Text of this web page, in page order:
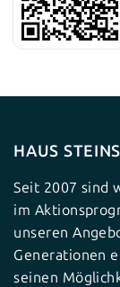
HAUS
Seit 2007 sind
im
unseren
Generationen
seinen